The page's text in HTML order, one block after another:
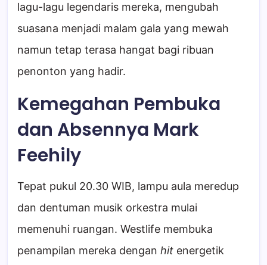
lagu-lagu legendaris mereka, mengubah
suasana menjadi malam gala yang mewah
namun tetap terasa hangat bagi ribuan
penonton yang hadir.
Kemegahan Pembuka
dan Absennya Mark
Feehily
Tepat pukul 20.30 WIB, lampu aula meredup
dan dentuman musik orkestra mulai
memenuhi ruangan. Westlife membuka
penampilan mereka dengan hit energetik